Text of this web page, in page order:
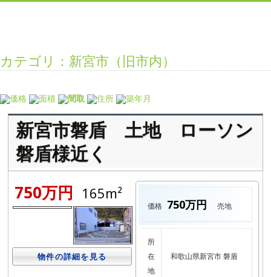
カテゴリ：新宮市（旧市内）
価格 面積 間取 住所 築年月
新宮市磐盾 土地 ローソン
磐盾様近く
750万円 165m²
物件の詳細を見る
価格 750万円 売地
所
在
地
和歌山県新宮市 磐盾